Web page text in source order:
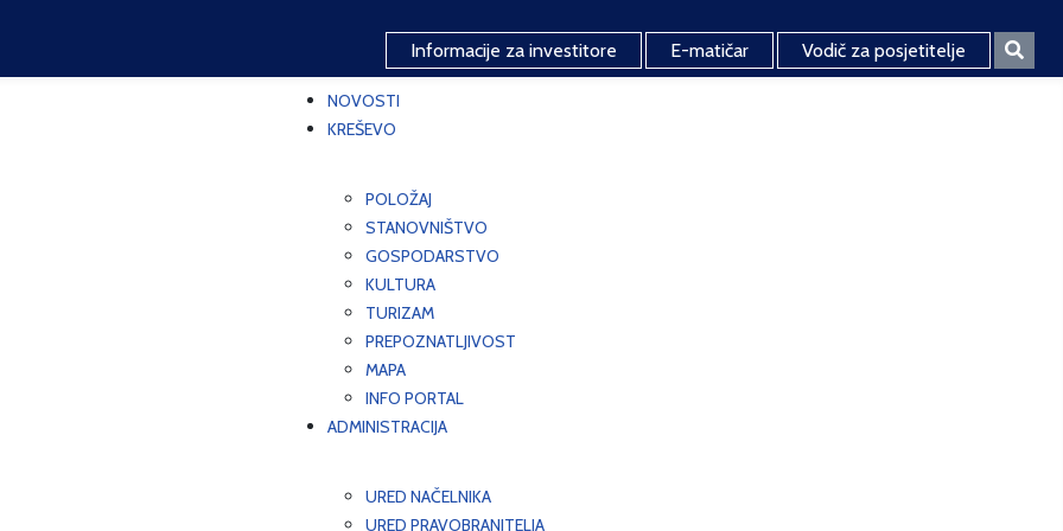
Informacije za investitore E-matičar Vodič za posjetitelje
NOVOSTI
KREŠEVO
POLOŽAJ
STANOVNIŠTVO
GOSPODARSTVO
KULTURA
TURIZAM
PREPOZNATLJIVOST
MAPA
INFO PORTAL
ADMINISTRACIJA
URED NAČELNIKA
URED PRAVOBRANITELJA